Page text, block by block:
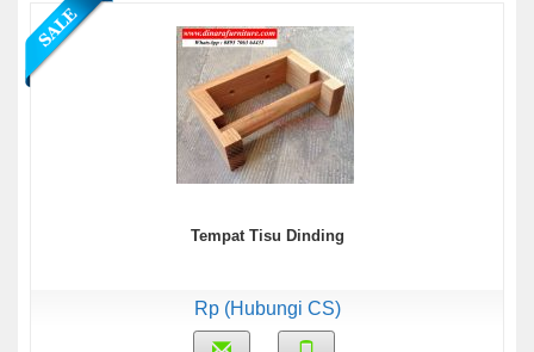
Tempat Tisu Dinding
Rp (Hubungi CS)